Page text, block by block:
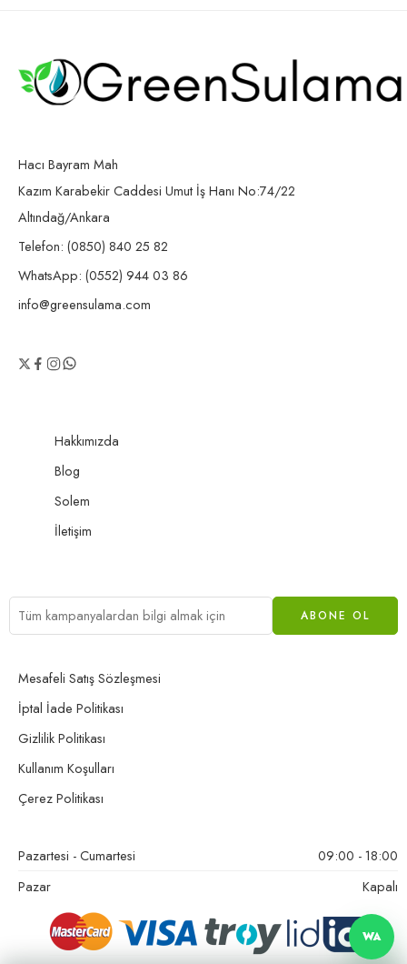
Hacı Bayram Mah
Kazım Karabekir Caddesi Umut İş Hanı No:74/22
Altındağ/Ankara
Telefon: (0850) 840 25 82
WhatsApp: (0552) 944 03 86
info@greensulama.com
Hakkımızda
Blog
Solem
İletişim
Mesafeli Satış Sözleşmesi
İptal İade Politikası
Gizlilik Politikası
Kullanım Koşulları
Çerez Politikası
Pazartesi - Cumartesi
09:00 - 18:00
Pazar
Kapalı
WA